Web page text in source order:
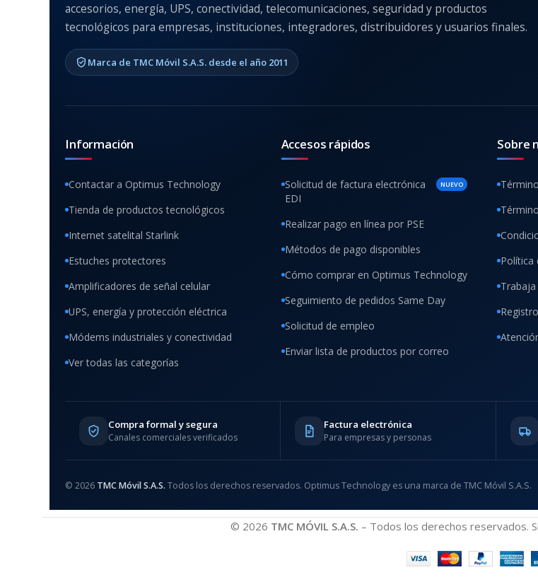
accesorios, energía, UPS, conectividad, telecomunicaciones, seguridad y productos
tecnológicos para empresas, instituciones, integradores, distribuidores y usuarios finales.
Marca de TMC Móvil S.A.S. desde el año 2011
Información
Contactar a Optimus Technology
Tienda de productos tecnológicos
Internet satelital Starlink
Estuches protectores
Amplificadores de señal celular
UPS, energía y protección eléctrica
Módems industriales y conectividad
Ver todas las categorías
Accesos rápidos
Solicitud de factura electrónica
EDI
NUEVO
Realizar pago en línea por PSE
Métodos de pago disponibles
Cómo comprar en Optimus Technology
Seguimiento de pedidos Same Day
Solicitud de empleo
Enviar lista de productos por correo
Sobre
Política
Compra formal y segura
Canales comerciales verificados
Factura electrónica
Para empresas y personas
© 2026 TMC Móvil S.A.S. Todos los derechos reservados. Optimus Technology es una marca de TMC Móvil S.A.S.
© 2026 TMC MÓVIL S.A.S. – Todos los derechos reservados.